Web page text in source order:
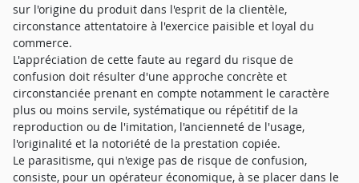
sur l'origine du produit dans l'esprit de la clientèle,
circonstance attentatoire à l'exercice paisible et loyal du
commerce.
L'appréciation de cette faute au regard du risque de
confusion doit résulter d'une approche concrète et
circonstanciée prenant en compte notamment le caractère
plus ou moins servile, systématique ou répétitif de la
reproduction ou de l'imitation, l'ancienneté de l'usage,
l'originalité et la notoriété de la prestation copiée.
Le parasitisme, qui n'exige pas de risque de confusion,
consiste, pour un opérateur économique, à se placer dans le